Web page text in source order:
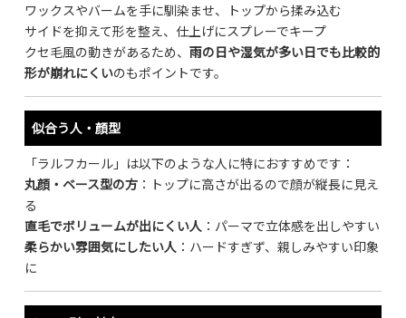
ワックスやバームを手に馴染ませ、トップから揉み込む
サイドを抑えて形を整え、仕上げにスプレーでキープ
クセ毛風の動きがあるため、 雨の日や湿気が多い日でも比較的
形が崩れにくいのもポイントです。
似合う人・顔型
「ラルフカール」は以下のような人に特におすすめです：
丸顔・ベース型の方：トップに高さが出るので顔が縦長に見え
る
直毛でボリュームが出にくい人：パーマで立体感を出しやすい
柔らかい雰囲気にしたい人：ハードすぎず、親しみやすい印象
に